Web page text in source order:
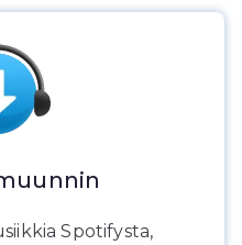
Spotifysta,